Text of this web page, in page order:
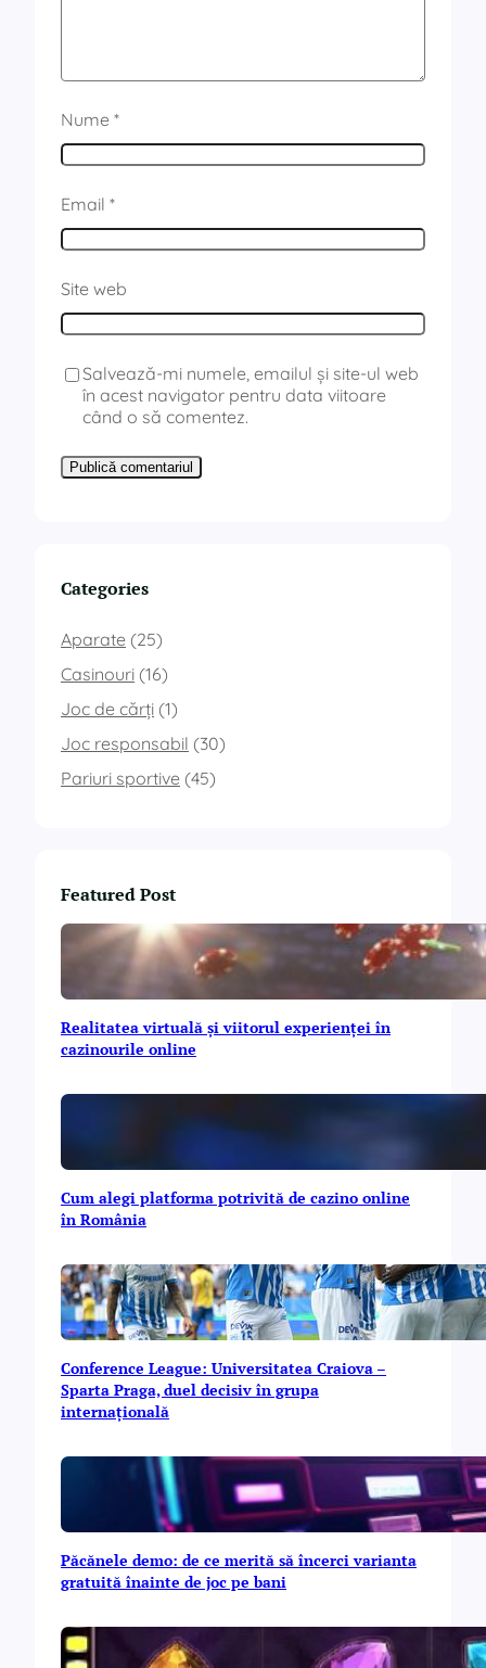
Nume *
Email *
Site web
Salvează-mi numele, emailul și site-ul web
în acest navigator pentru data viitoare
când o să comentez.
Categories
Aparate (25)
Casinouri (16)
Joc de cărți (1)
Joc responsabil (30)
Pariuri sportive (45)
Featured Post
Realitatea virtuală și viitorul experienței în
cazinourile online
Cum alegi platforma potrivită de cazino online
în România
Conference League: Universitatea Craiova –
Sparta Praga, duel decisiv în grupa
internațională
Păcănele demo: de ce merită să încerci varianta
gratuită înainte de joc pe bani